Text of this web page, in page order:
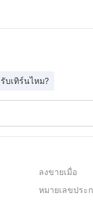
รับเทิร์นไหม?
ลงขายเมื่อ
หมายเลขประ